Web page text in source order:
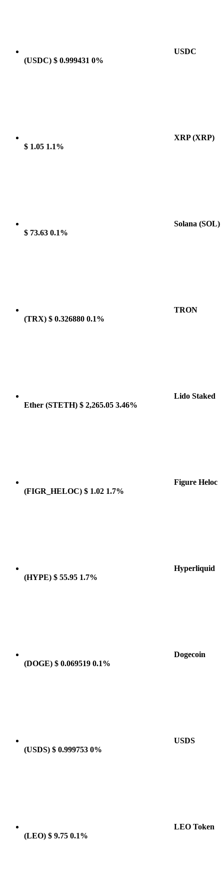
USDC
(USDC) $ 0.999431 0%
XRP(XRP)
$ 1.05 1.1%
Solana (SOL)
$ 73.63 0.1%
TRON
(TRX) $ 0.326880 0.1%
Lido Staked
Ether (STETH) $ 2,265.05 3.46%
Figure Heloc
(FIGR_HELOC) $ 1.02 1.7%
Hyperliquid
(HYPE) $ 55.95 1.7%
Dogecoin
(DOGE) $ 0.069519 0.1%
USDS
(USDS) $ 0.999753 0%
LEO Token
(LEO) $ 9.75 0.1%